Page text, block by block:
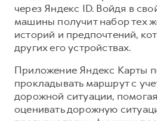
через Яндекс ID. Войдя в
машины получит набор тех
историй и предпочтений,
других его устройствах.
Приложение Яндекс Карты
прокладывать маршрут с
дорожной ситуации,
оценивать дорожную